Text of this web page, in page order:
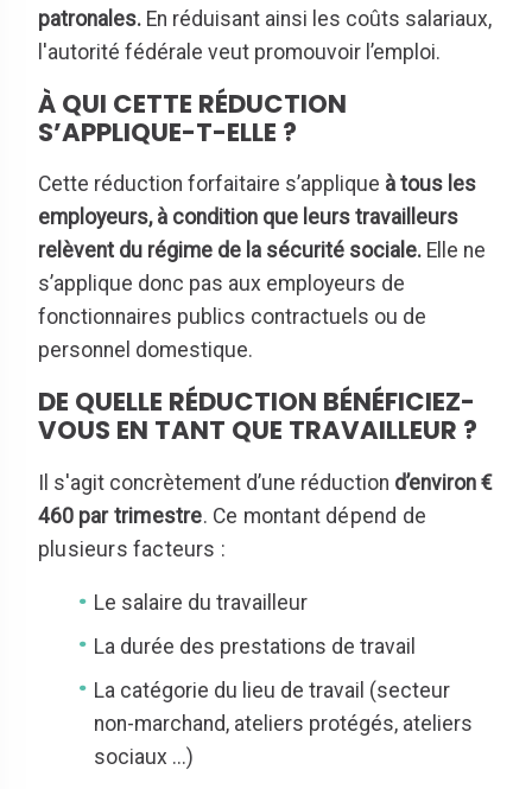
patronales. En réduisant ainsi les coûts salariaux,
l'autorité fédérale veut promouvoir l’emploi.
À QUI CETTE RÉDUCTION
S’APPLIQUE-T-ELLE ?
Cette réduction forfaitaire s’applique à tous les
employeurs, à condition que leurs travailleurs
relèvent du régime de la sécurité sociale. Elle ne
s’applique donc pas aux employeurs de
fonctionnaires publics contractuels ou de
personnel domestique.
DE QUELLE RÉDUCTION BÉNÉFICIEZ-
VOUS EN TANT QUE TRAVAILLEUR ?
Il s'agit concrètement d’une réduction d’environ €
460 par trimestre. Ce montant dépend de
plusieurs facteurs :
Le salaire du travailleur
La durée des prestations de travail
La catégorie du lieu de travail (secteur
non-marchand, ateliers protégés, ateliers
sociaux ...)